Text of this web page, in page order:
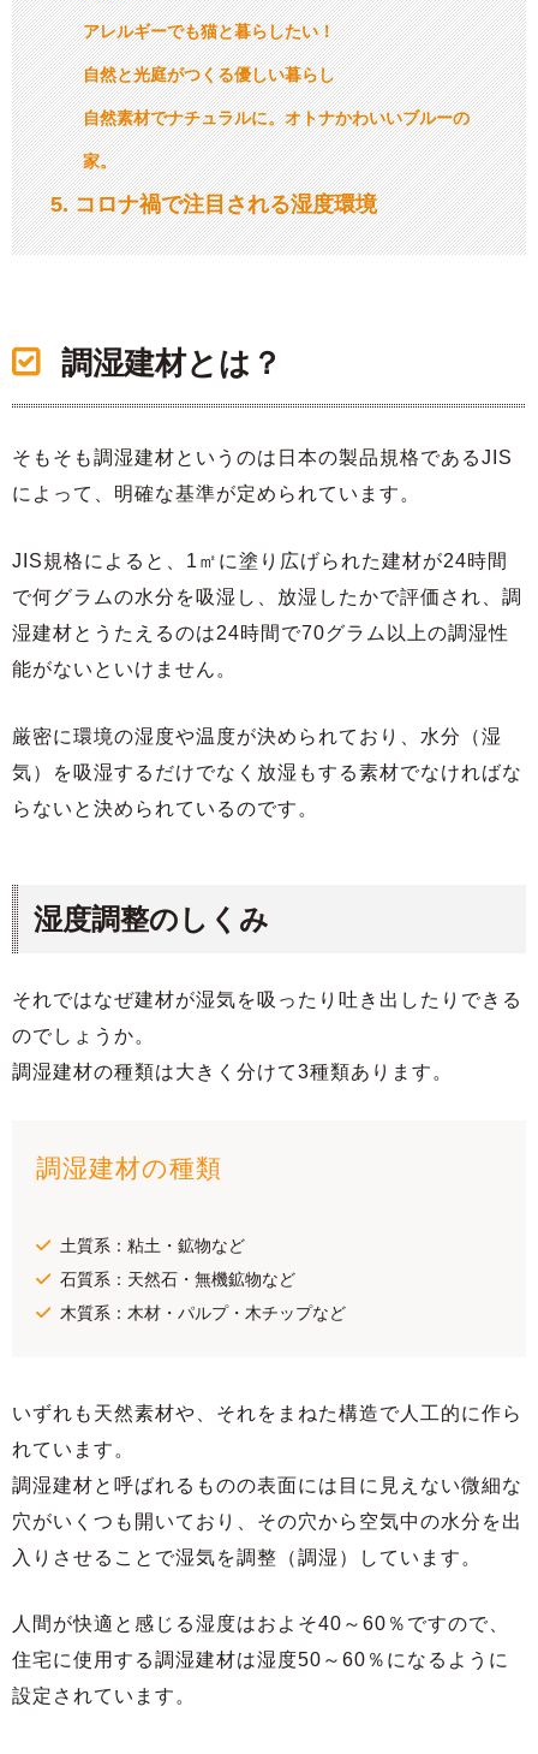
アレルギーでも猫と暮らしたい！
自然と光庭がつくる優しい暮らし
自然素材でナチュラルに。オトナかわいいブルーの
家。
5 コロナ禍で注目される湿度環境
調湿建材とは？
そもそも調湿建材というのは日本の製品規格であるJIS
によって、明確な基準が定められています。
JIS規格によると、1㎡に塗り広げられた建材が24時間
で何グラムの水分を吸湿し、放湿したかで評価され、調
湿建材とうたえるのは24時間で70グラム以上の調湿性
能がないといけません。
厳密に環境の湿度や温度が決められており、水分（湿
気）を吸湿するだけでなく放湿もする素材でなければな
らないと決められているのです。
湿度調整のしくみ
それではなぜ建材が湿気を吸ったり吐き出したりできる
のでしょうか。
調湿建材の種類は大きく分けて3種類あります。
調湿建材の種類
土質系：粘土・鉱物など
石質系：天然石・無機鉱物など
木質系：木材・パルプ・木チップなど
いずれも天然素材や、それをまねた構造で人工的に作ら
れています。
調湿建材と呼ばれるものの表面には目に見えない微細な
穴がいくつも開いており、その穴から空気中の水分を出
入りさせることで湿気を調整（調湿）しています。
人間が快適と感じる湿度はおよそ40～60％ですので、
住宅に使用する調湿建材は湿度50～60％になるように
設定されています。